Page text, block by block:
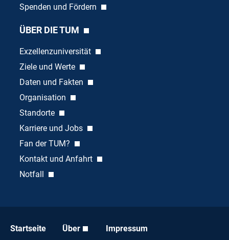
Spenden und Fördern
ÜBER DIE TUM
Exzellenzuniversität
Ziele und Werte
Daten und Fakten
Organisation
Standorte
Karriere und Jobs
Fan der TUM?
Kontakt und Anfahrt
Notfall
Startseite Über Impressum